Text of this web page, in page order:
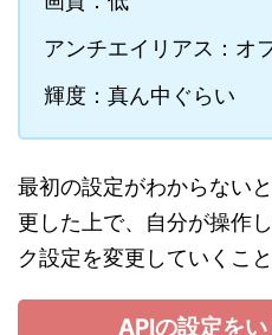
アンチエイリアス：オ
輝度：真ん中ぐらい
最初の設定がわからない
更した上で、自分が操作
ク設定を変更していくこ
APIの設定を